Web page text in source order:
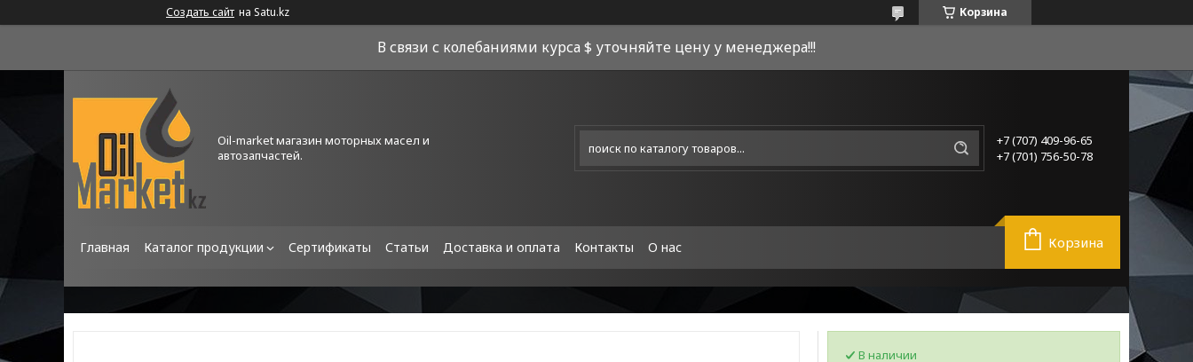
Создать сайт на Satu.kz Корзина
В связи с колебаниями курса $ уточняйте цену у менеджера!!!
Oil-market магазин моторных масел и
автозапчастей.
+7 (707) 409-96-65
+7 (701) 756-50-78
Главная Каталог продукции Сертификаты Статьи Доставка и оплата Контакты О нас Корзина
В наличии